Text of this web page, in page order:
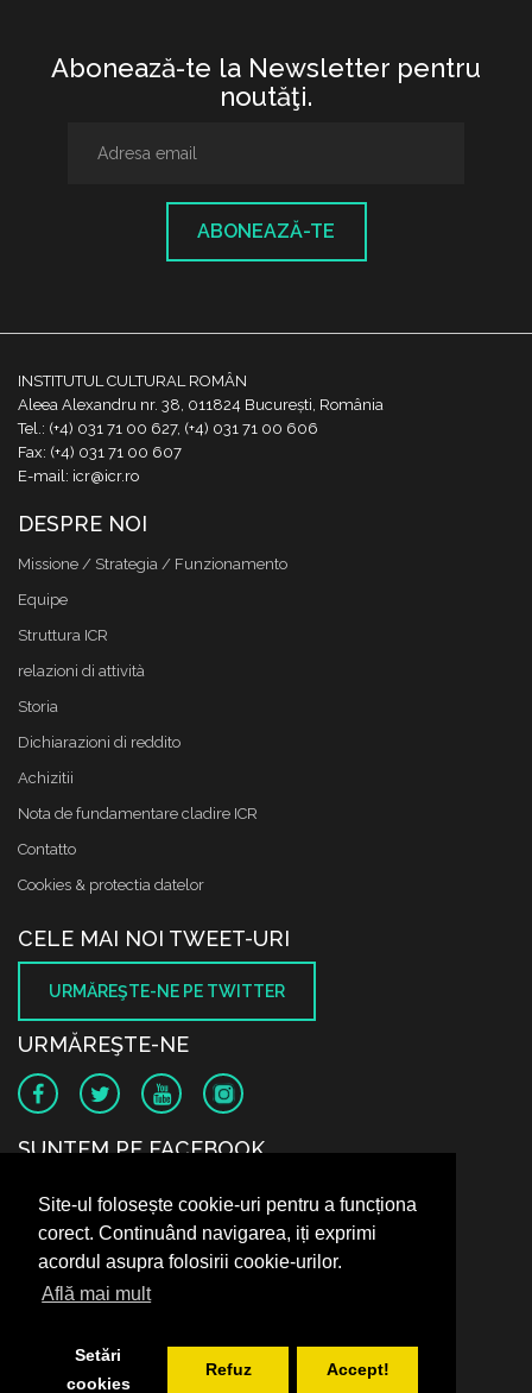
Site-ul folosește cookie-uri pentru a funcționa
corect. Continuând navigarea, iți exprimi
acordul asupra folosirii cookie-urilor.
Află mai mult
Setări
cookies
Refuz Accept!
Abonează-te la Newsletter pentru
noutăţi.
ABONEAZĂ-TE
INSTITUTUL CULTURAL ROMÂN
Aleea Alexandru nr. 38, 011824 București, România
Tel.: (+4) 031 71 00 627, (+4) 031 71 00 606
Fax: (+4) 031 71 00 607
E-mail: icr@icr.ro
DESPRE NOI
Missione / Strategia / Funzionamento
Equipe
Struttura ICR
relazioni di attività
Storia
Dichiarazioni di reddito
Achizitii
Nota de fundamentare cladire ICR
Contatto
Cookies & protectia datelor
CELE MAI NOI TWEET-URI
URMĂREŞTE-NE PE TWITTER
URMĂREŞTE-NE
SUNTEM PE FACEBOOK